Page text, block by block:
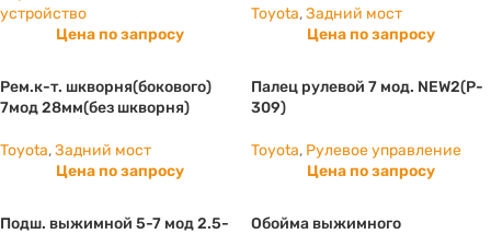
устройство
Цена по запросу
Toyota,Задний мост
Цена по запросу
Рем.к-т. шкворня(бокового)
7мод 28мм(без шкворня)
Toyota,Задний мост
Цена по запросу
Палец рулевой 7 мод. NEW2(P-
309)
Toyota, Рулевое управление
Цена по запросу
Подш. выжимной 5-7 мод 2.5-
Обойма выжимного